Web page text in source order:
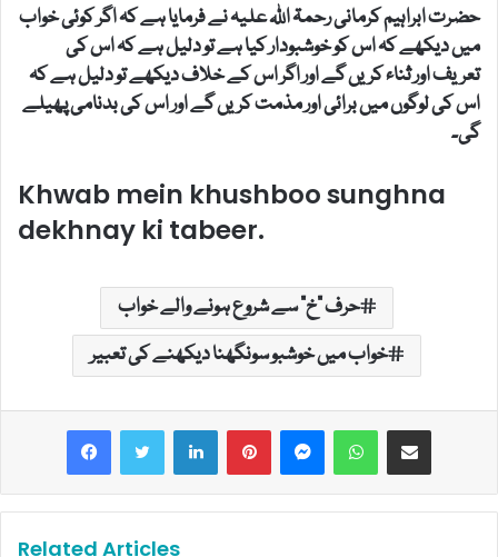
حضرت ابراہیم کرمانی رحمۃ اللہ علیہ نے فرمایا ہے کہ اگر کوئی خواب
میں دیکھے کہ اس کو خوشبودار کیا ہے تو دلیل ہے کہ اس کی
تعریف اور ثناء کریں گے اور اگر اس کے خلاف دیکھے تو دلیل ہے کہ
اس کی لوگوں میں برائی اور مذمت کریں گے اور اس کی بدنامی پھیلے
گی۔
Khwab mein khushboo sunghna
dekhnay ki tabeer.
حرف "خ" سے شروع ہونے والے خواب
خواب میں خوشبو سونگھنا دیکھنے کی تعبیر
LinkedInPinterestMessengerWhatsAppShare via Email
Related Articles